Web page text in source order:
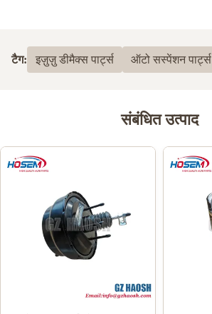
टैग: इज़ुज़ु डीमैक्स पार्ट्स ऑटो सस्पेंशन पार्ट्स
संबंधित उत्पाद